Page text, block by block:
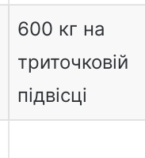
600 кг на
триточковій
підвісці